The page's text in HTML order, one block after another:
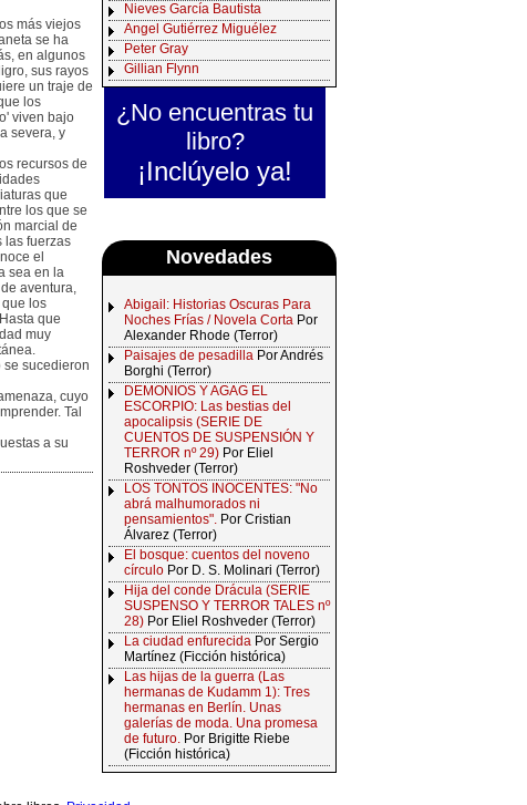
más viejos
se ha
en algunos
sus rayos
un traje de
los
viven bajo
severa, y
recursos de
que
los que se
marcial de
las fuerzas
el
sea en la
aventura,
los
que
muy
se sucedieron
cuyo
Tal
a su
Nieves García Bautista
Angel Gutiérrez Miguélez
Peter Gray
Gillian Flynn
¿No encuentras tu
libro?
¡Inclúyelo ya!
Novedades
Abigail: Historias Oscuras Para
Noches Frías / Novela Corta Por
Alexander Rhode (Terror)
Paisajes de pesadilla Por Andrés
Borghi (Terror)
DEMONIOS Y AGAG EL
ESCORPIO: Las bestias del
apocalipsis (SERIE DE
CUENTOS DE SUSPENSIÓN Y
TERROR nº 29) Por Eliel
Roshveder (Terror)
LOS TONTOS INOCENTES: "No
abrá malhumorados ni
pensamientos". Por Cristian
Álvarez (Terror)
El bosque: cuentos del noveno
círculo Por D. S. Molinari (Terror)
Hija del conde Drácula (SERIE
SUSPENSO Y TERROR TALES nº
28) Por Eliel Roshveder (Terror)
La ciudad enfurecida Por Sergio
Martínez (Ficción histórica)
Las hijas de la guerra (Las
hermanas de Kudamm 1): Tres
hermanas en Berlín. Unas
galerías de moda. Una promesa
de futuro. Por Brigitte Riebe
(Ficción histórica)